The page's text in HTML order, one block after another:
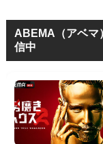
ABEMA（アベマ
信中